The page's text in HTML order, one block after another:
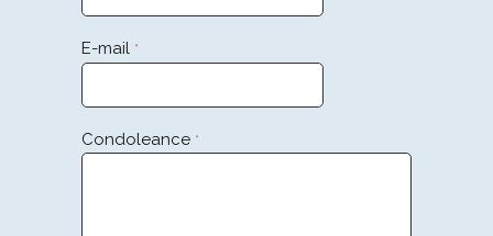
E-mail *
Condoleance *